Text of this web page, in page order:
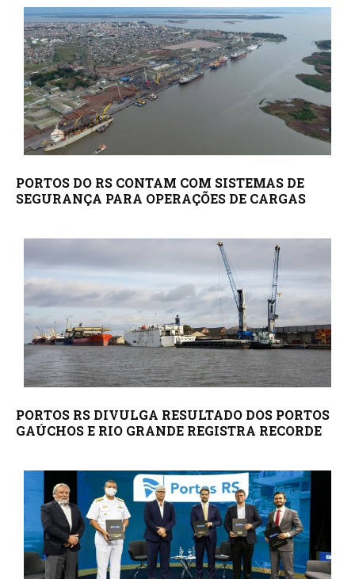
PORTOS DO RS CONTAM COM SISTEMAS DE
SEGURANÇA PARA OPERAÇÕES DE CARGAS
PORTOS RS DIVULGA RESULTADO DOS PORTOS
GAÚCHOS E RIO GRANDE REGISTRA RECORDE